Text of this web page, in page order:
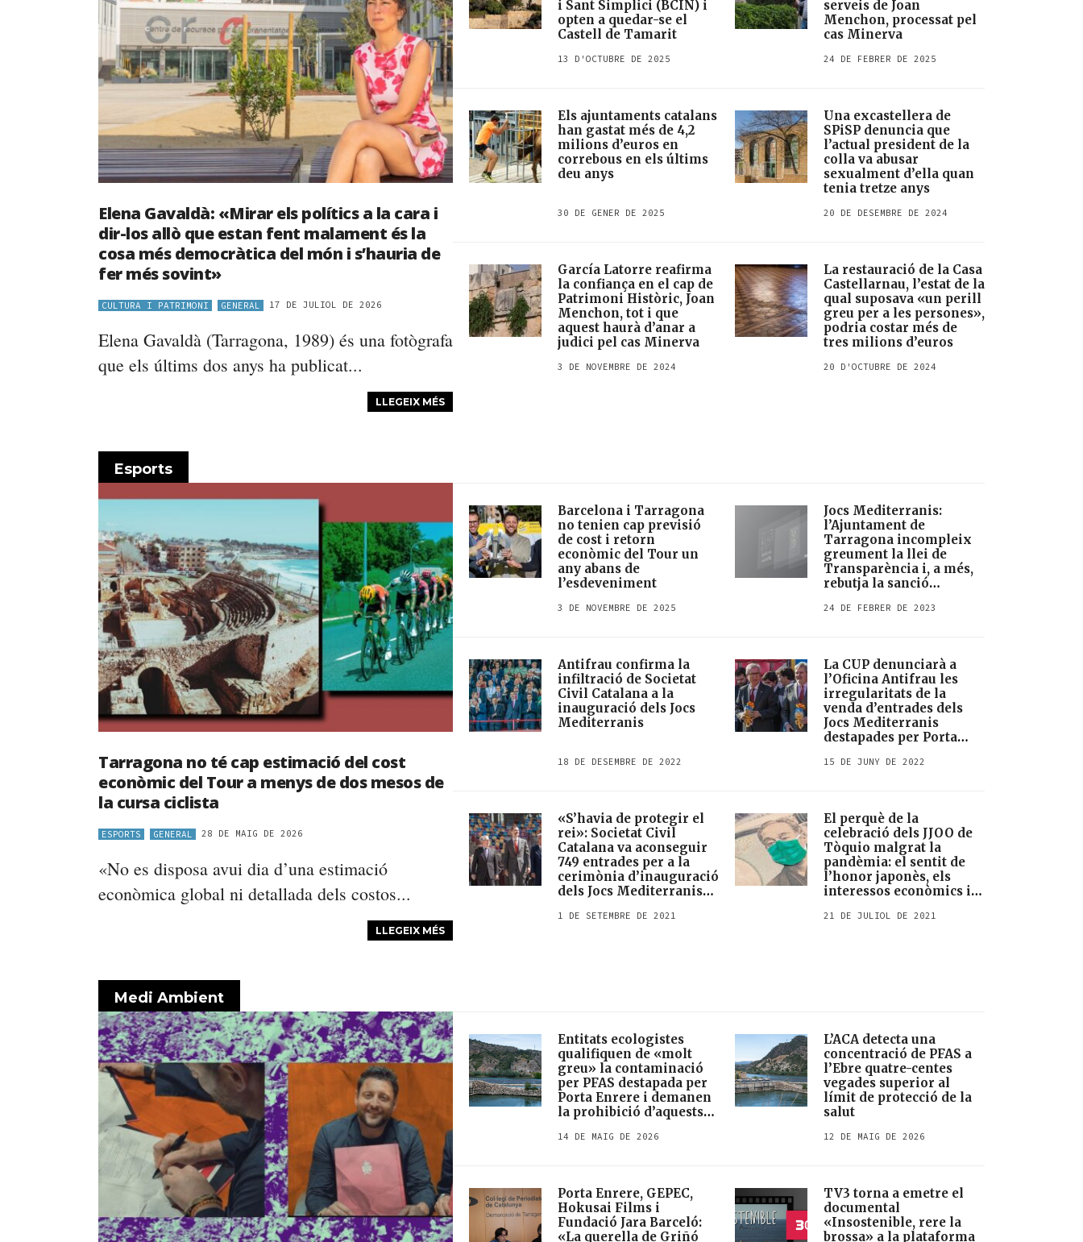
Elena Gavaldà: «Mirar els polítics a la cara i
dir-los allò que estan fent malament és la
cosa més democràtica del món i s’hauria de
fer més sovint»
CULTURA I PATRIMONI GENERAL 17 DE JULIOL DE 2026
Elena Gavaldà (Tarragona, 1989) és una fotògrafa
que els últims dos anys ha publicat...
LLEGEIX MÉS
i Sant Simplici (BCIN) i
opten a quedar-se el
Castell de Tamarit
13 D'OCTUBRE DE 2025
serveis de Joan
Menchon, processat pel
cas Minerva
24 DE FEBRER DE 2025
Els ajuntaments catalans
han gastat més de 4,2
milions d’euros en
correbous en els últims
deu anys
30 DE GENER DE 2025
Una excastellera de
SPiSP denuncia que
l’actual president de la
colla va abusar
sexualment d’ella quan
tenia tretze anys
20 DE DESEMBRE DE 2024
García Latorre reafirma
la confiança en el cap de
Patrimoni Històric, Joan
Menchon, tot i que
aquest haurà d’anar a
judici pel cas Minerva
3 DE NOVEMBRE DE 2024
La restauració de la Casa
Castellarnau, l’estat de la
qual suposava «un perill
greu per a les persones»,
podria costar més de
tres milions d’euros
20 D'OCTUBRE DE 2024
Esports
Tarragona no té cap estimació del cost
econòmic del Tour a menys de dos mesos de
la cursa ciclista
ESPORTS GENERAL 28 DE MAIG DE 2026
«No es disposa avui dia d’una estimació
econòmica global ni detallada dels costos...
LLEGEIX MÉS
Barcelona i Tarragona
no tenien cap previsió
de cost i retorn
econòmic del Tour un
any abans de
l’esdeveniment
3 DE NOVEMBRE DE 2025
Jocs Mediterranis:
l’Ajuntament de
Tarragona incompleix
greument la llei de
Transparència i, a més,
rebutja la sanció
24 DE FEBRER DE 2023
Antifrau confirma la
infiltració de Societat
Civil Catalana a la
inauguració dels Jocs
Mediterranis
18 DE DESEMBRE DE 2022
La CUP denunciarà a
l’Oficina Antifrau les
irregularitats de la
venda d’entrades dels
Jocs Mediterranis
destapades per Porta
15 DE JUNY DE 2022
«S’havia de protegir el
rei»: Societat Civil
Catalana va aconseguir
749 entrades per a la
cerimònia d’inauguració
dels Jocs Mediterranis
Comitè Organitzador i
1 DE SETEMBRE DE 2021
El perquè de la
celebració dels JJOO de
Tòquio malgrat la
pandèmia: el sentit de
l’honor japonès, els
interessos econòmics i
de l’olimpisme
21 DE JULIOL DE 2021
Medi Ambient
Entitats ecologistes
qualifiquen de «molt
greu» la contaminació
per PFAS destapada per
Porta Enrere i demanen
la prohibició d’aquests
14 DE MAIG DE 2026
L’ACA detecta una
concentració de PFAS a
l’Ebre quatre-centes
vegades superior al
límit de protecció de la
salut
12 DE MAIG DE 2026
Porta Enrere, GEPEC,
Hokusai Films i
Fundació Jara Barceló:
«La querella de Griñó
TV3 torna a emetre el
documental
«Insostenible, rere la
brossa» a la plataforma